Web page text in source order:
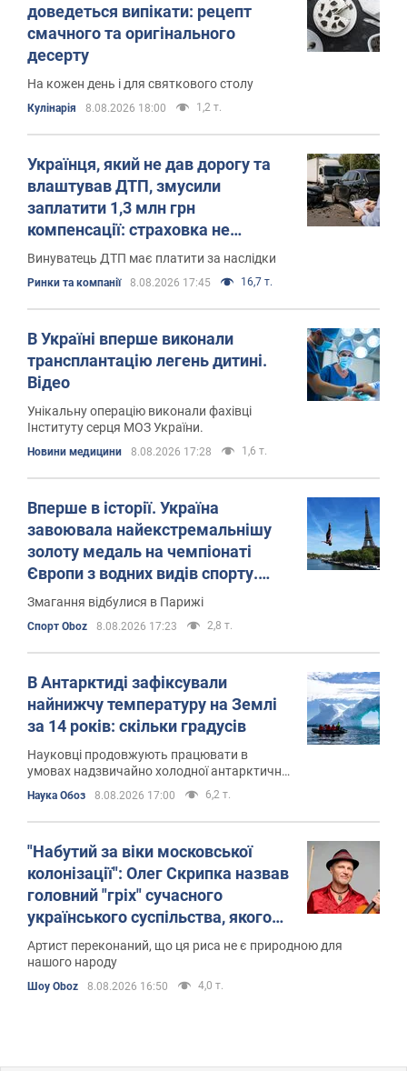
доведеться випікати: рецепт
смачного та оригінального
десерту
На кожен день і для святкового столу
Кулінарія 8.08.2026 18:00 1,2 т.
Українця, який не дав дорогу та
влаштував ДТП, змусили
заплатити 1,3 млн грн
компенсації: страховка не
допомогла
Винуватець ДТП має платити за наслідки
Ринки та компанії 8.08.2026 17:45 16,7 т.
В Україні вперше виконали
трансплантацію легень дитині.
Відео
Унікальну операцію виконали фахівці
Інституту серця МОЗ України.
Новини медицини 8.08.2026 17:28 1,6 т.
Вперше в історії. Україна
завоювала найекстремальнішу
золоту медаль на чемпіонаті
Європи з водних видів спорту.
Відео
Змагання відбулися в Парижі
Спорт Oboz 8.08.2026 17:23 2,8 т.
В Антарктиді зафіксували
найнижчу температуру на Землі
за 14 років: скільки градусів
Науковці продовжують працювати в
умовах надзвичайно холодної антарктичної
Наука Обоз 8.08.2026 17:00 6,2 т.
"Набутий за віки московської
колонізації": Олег Скрипка назвав
головний "гріх" сучасного
українського суспільства, якого
необхідно позбутися
Артист переконаний, що ця риса не є природною для
нашого народу
Шоу Oboz 8.08.2026 16:50 4,0 т.